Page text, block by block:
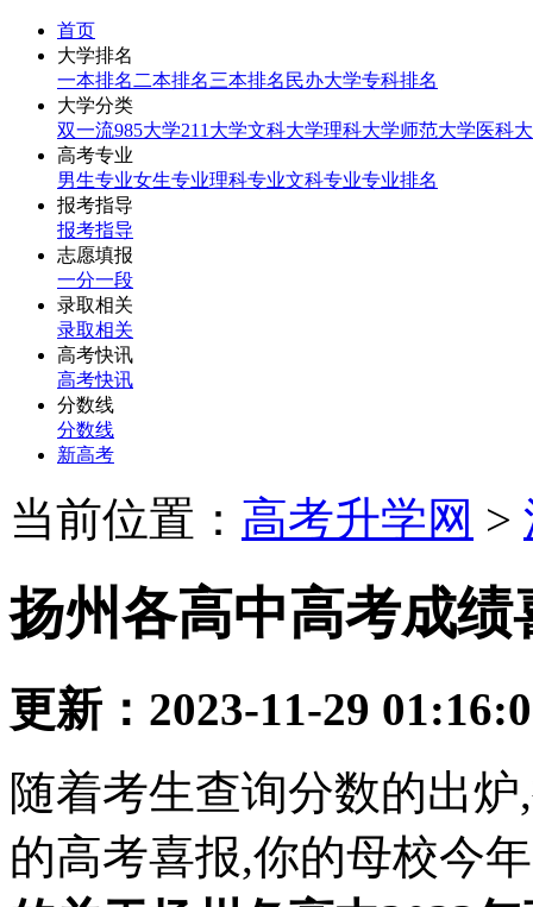
首页
大学排名
一本排名 二本排名三本排名 民办大学专科排名
大学分类
双一流985大学211大学文科大学理科大学师范大学医科
高考专业
男生专业女生专业理科专业文科专业专业排名
报考指导
报考指导
志愿填报
一分一段
录取相关
录取相关
高考快讯
高考快讯
分数线
分数线
新高考
当前位置： 高考升学网 >
扬州各高中高考成
更新：2023-11-29
随着考生查询分数的出
的高考喜报,你的母校今